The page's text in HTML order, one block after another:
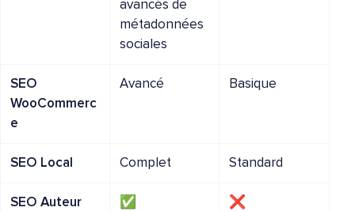
avancés de
métadonnées
sociales
SEO
WooCommerc
e
Avancé Basique
SEO Local Complet Standard
SEO Auteur ✅ ❌